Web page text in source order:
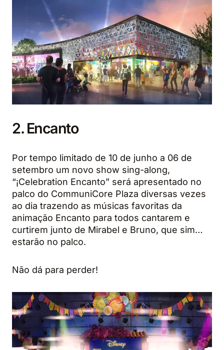
2. Encanto
Por tempo limitado de 10 de junho a 06 de
setembro um novo show sing-along,
“¡Celebration Encanto” será apresentado no
palco do CommuniCore Plaza diversas vezes
ao dia trazendo as músicas favoritas da
animação Encanto para todos cantarem e
curtirem junto de Mirabel e Bruno, que sim…
estarão no palco.
Não dá para perder!